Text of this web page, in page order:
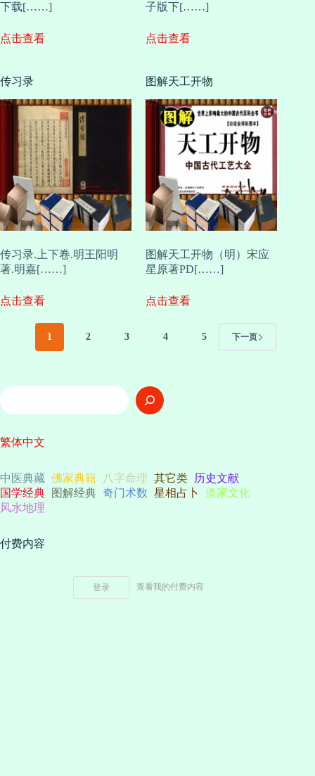
下载[……]
点击查看
子版下[……]
点击查看
传习录
传习录.上下卷.明王阳明
著.明嘉[……]
点击查看
图解天工开物
图解天工开物（明）宋应
星原著PD[……]
点击查看
1 2 3 4 5 下一页
搜
索
繁体中文
中医典藏 佛家典籍 八字命理 其它类 历史文献
国学经典
图解经典 奇门术数 星相占卜
道家文化
风水地理
付费内容
登录 查看我的付费内容